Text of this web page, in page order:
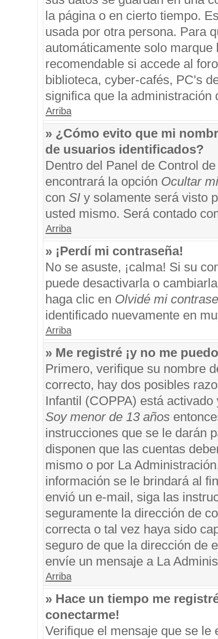
la página o en cierto tiempo.
usada por otra persona. Para
automáticamente solo
recomendable si accede al
biblioteca, cyber-cafés, PC's
significa que la administración
Arriba
» ¿Cómo evito que mi
de usuarios identificados?
Dentro del Panel de Control
encontrará la opción Ocultar
con SIy solamente será visto
usted mismo. Será contado
Arriba
» ¡Perdí mi contraseña!
No se asuste, ¡calma! Si su
puede desactivarla o
haga clic en Olvidé mi
identificado nuevamente en
Arriba
» Me registré ¡y no me
Primero, verifique su nombre
correcto, hay dos posibles
Infantil (COPPA) está
Soy menor de 13 años
instrucciones que se le darán
disponen que las cuentas
mismo o por La
información se le brindará al
envió un e-mail, siga las
seguramente la dirección de
correcta o tal vez haya sido
seguro de que la dirección de
envíe un mensaje a La
Arriba
» Hace un tiempo me
conectarme!
Verifique el mensaje que se